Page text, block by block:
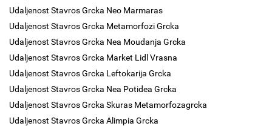
Udaljenost Stavros Grcka Neo Marmaras
Udaljenost Stavros Grcka Metamorfozi Grcka
Udaljenost Stavros Grcka Nea Moudanja Grcka
Udaljenost Stavros Grcka Market Lidl Vrasna
Udaljenost Stavros Grcka Leftokarija Grcka
Udaljenost Stavros Grcka Nea Potidea Grcka
Udaljenost Stavros Grcka Skuras Metamorfozagrcka
Udaljenost Stavros Grcka Alimpia Grcka